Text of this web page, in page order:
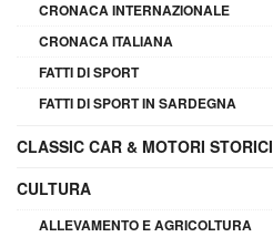
CRONACA INTERNAZIONALE
CRONACA ITALIANA
FATTI DI SPORT
FATTI DI SPORT IN SARDEGNA
CLASSIC CAR & MOTORI STORICI
CULTURA
ALLEVAMENTO E AGRICOLTURA